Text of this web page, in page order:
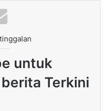
untuk
Terkini